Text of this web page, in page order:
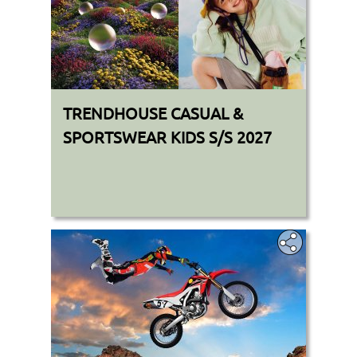
TRENDHOUSE CASUAL &
SPORTSWEAR KIDS S/S 2027